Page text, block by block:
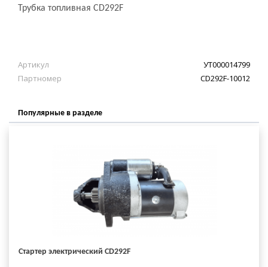
Трубка топливная CD292F
Артикул
УТ000014799
Партномер
CD292F-10012
Популярные в разделе
Стартер электрический CD292F